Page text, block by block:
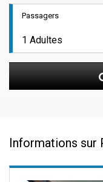
Passagers
Informations sur